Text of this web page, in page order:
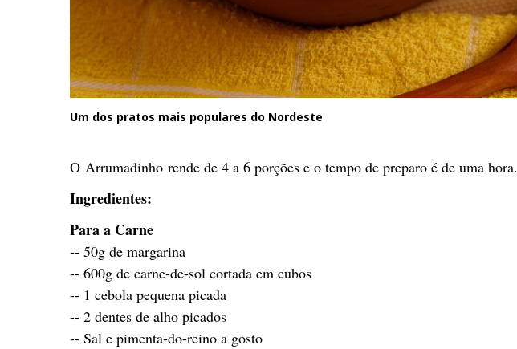
Um dos pratos mais populares do Nordeste
O Arrumadinho rende de 4 a 6 porções e o tempo de preparo é de uma hora.
Ingredientes:
Para a Carne
-- 50g de margarina
-- 600g de carne-de-sol cortada em cubos
-- 1 cebola pequena picada
-- 2 dentes de alho picados
-- Sal e pimenta-do-reino a gosto